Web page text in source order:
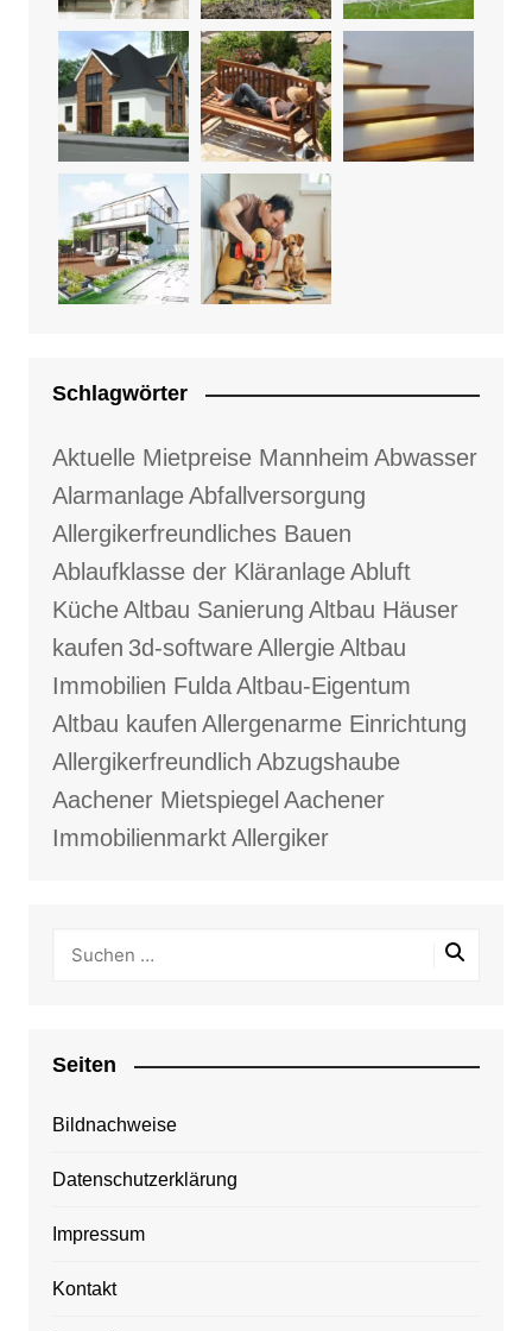
Schlagwörter
Aktuelle Mietpreise Mannheim Abwasser
AlarmanlageAbfallversorgung
Allergikerfreundliches Bauen
Ablaufklasse der KläranlageAbluft
KücheAltbau Sanierung Altbau Häuser
kaufen 3d-softwareAllergieAltbau
Immobilien FuldaAltbau-Eigentum
Altbau kaufen Allergenarme Einrichtung
Allergikerfreundlich Abzugshaube
Aachener Mietspiegel Aachener
ImmobilienmarktAllergiker
Seiten
Bildnachweise
Datenschutzerklärung
Impressum
Kontakt